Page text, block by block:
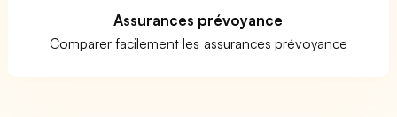
Assurances prévoyance
Comparer facilement les assurances prévoyance